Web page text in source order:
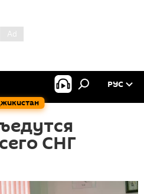
РУС
СНГ